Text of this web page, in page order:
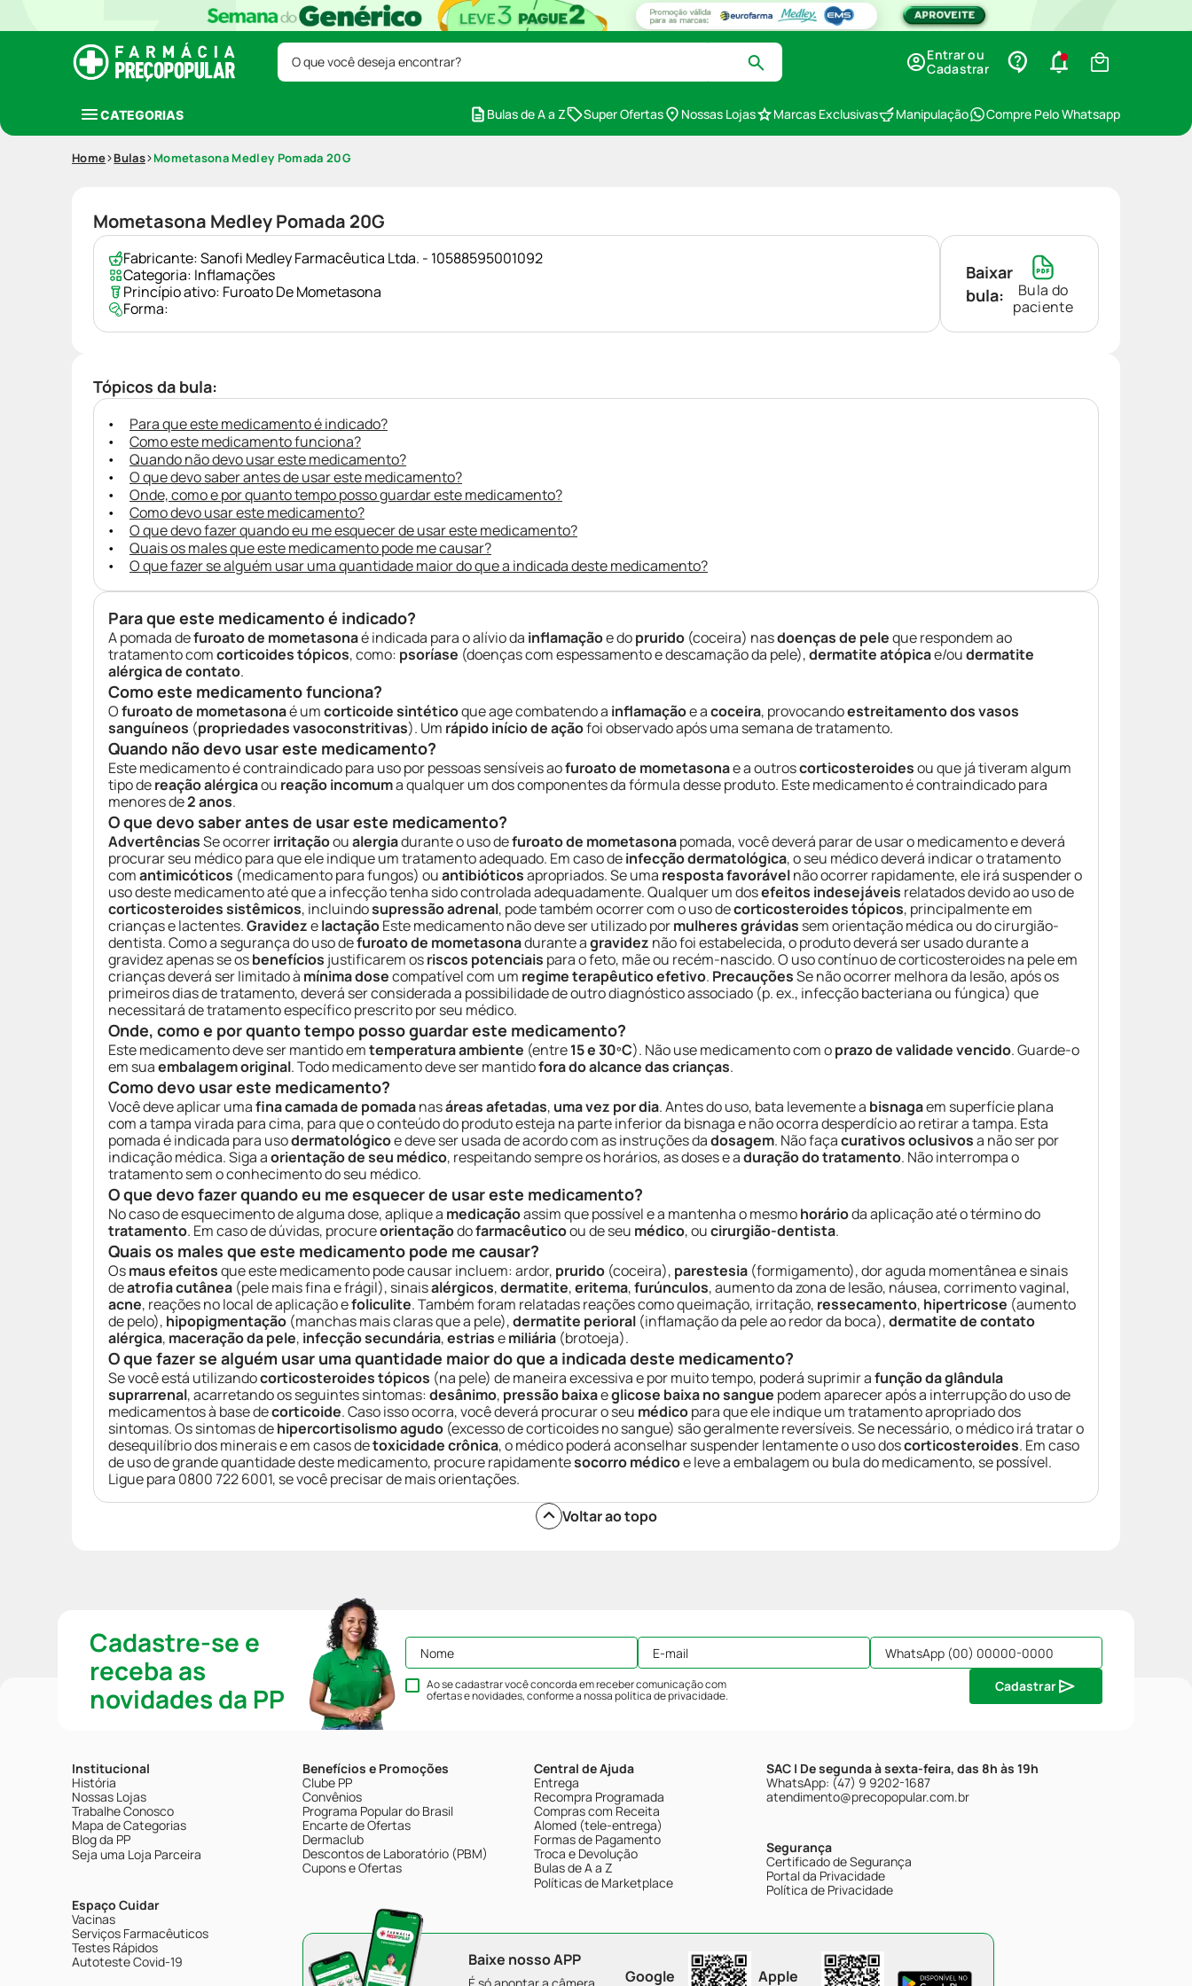
O que você deseja encontrar?
Entrar ou
Cadastrar
CATEGORIAS Bulas de A a Z Super Ofertas Nossas Lojas Marcas Exclusivas Manipulação Compre Pelo Whatsapp
Home Bulas Mometasona Medley Pomada 20G
Mometasona Medley Pomada 20G
Fabricante:Sanofi Medley Farmacêutica Ltda. - 10588595001092
Categoria: Inflamações
Princípio ativo: Furoato De Mometasona
Forma:
Baixar
bula:
Bula do
paciente
Tópicos da bula:
Para que este medicamento é indicado?
Como este medicamento funciona?
Quando não devo usar este medicamento?
O que devo saber antes de usar este medicamento?
Onde, como e por quanto tempo posso guardar este medicamento?
Como devo usar este medicamento?
O que devo fazer quando eu me esquecer de usar este medicamento?
Quais os males que este medicamento pode me causar?
O que fazer se alguém usar uma quantidade maior do que a indicada deste medicamento?
Para que este medicamento é indicado?
A pomada defuroato de mometasonaé indicada para o alívio da inflamaçãoe doprurido (coceira) nasdoenças de peleque respondem ao
tratamento comcorticoides tópicos, como: psoríase (doenças com espessamento e descamação da pele),dermatite atópicae/oudermatite
alérgica de contato.
Como este medicamento funciona?
Ofuroato de mometasonaé umcorticoide sintéticoque age combatendo a inflamaçãoe acoceira, provocandoestreitamento dos vasos
sanguíneos (propriedades vasoconstritivas). Um rápido início de açãofoi observado após uma semana de tratamento.
Quando não devo usar este medicamento?
Este medicamento é contraindicado para uso por pessoas sensíveis aofuroato de mometasonae a outroscorticosteroidesou que já tiveram algum
tipo dereação alérgicaou reação incomuma qualquer um dos componentes da fórmula desse produto. Este medicamento é contraindicado para
menores de2 anos.
O que devo saber antes de usar este medicamento?
AdvertênciasSe ocorrerirritaçãooualergiadurante o uso defuroato de mometasonapomada, você deverá parar de usar o medicamento e deverá
procurar seu médico para que ele indique um tratamento adequado. Em caso deinfecção dermatológica, o seu médico deverá indicar o tratamento
comantimicóticos (medicamento para fungos) ouantibióticosapropriados. Se uma resposta favorávelnão ocorrer rapidamente, ele irá suspender o
uso deste medicamento até que a infecção tenha sido controlada adequadamente. Qualquer um dosefeitos indesejáveis relatados devido ao uso de
corticosteroides sistêmicos, incluindosupressão adrenal, pode também ocorrer com o uso decorticosteroides tópicos, principalmente em
crianças e lactentes.GravidezelactaçãoEste medicamento não deve ser utilizado pormulheres grávidas sem orientação médica ou do cirurgião-
dentista. Como a segurança do uso defuroato de mometasonadurante agravidez não foi estabelecida, o produto deverá ser usado durante a
gravidez apenas se osbenefícios justificarem osriscos potenciais para o feto, mãe ou recém-nascido. O uso contínuo de corticosteroides na pele em
crianças deverá ser limitado à mínima dosecompatível com um regime terapêutico efetivo. PrecauçõesSe não ocorrer melhora da lesão, após os
primeiros dias de tratamento, deverá ser considerada a possibilidade de outro diagnóstico associado (p. ex., infecção bacteriana ou fúngica) que
necessitará de tratamento específico prescrito por seu médico.
Onde, como e por quanto tempo posso guardar este medicamento?
Este medicamento deve ser mantido emtemperatura ambiente (entre15 e 30ºC). Não use medicamento com oprazo de validade vencido. Guarde-o
em suaembalagem original. Todo medicamento deve ser mantidofora do alcance das crianças.
Como devo usar este medicamento?
Você deve aplicar umafina camada de pomadanasáreas afetadas, uma vez por dia. Antes do uso, bata levemente a bisnagaem superfície plana
com a tampa virada para cima, para que o conteúdo do produto esteja na parte inferior da bisnaga e não ocorra desperdício ao retirar a tampa. Esta
pomada é indicada para usodermatológicoe deve ser usada de acordo com as instruções dadosagem. Não façacurativos oclusivosa não ser por
indicação médica. Siga aorientação de seu médico, respeitando sempre os horários, as doses e aduração do tratamento. Não interrompa o
tratamento sem o conhecimento do seu médico.
O que devo fazer quando eu me esquecer de usar este medicamento?
No caso de esquecimento de alguma dose, aplique a medicaçãoassim que possível e a mantenha o mesmohorárioda aplicação até o término do
tratamento. Em caso de dúvidas, procureorientaçãodofarmacêuticoou de seu médico, oucirurgião-dentista.
Quais os males que este medicamento pode me causar?
Osmaus efeitosque este medicamento pode causar incluem: ardor, prurido (coceira), parestesia (formigamento), dor aguda momentânea e sinais
deatrofia cutânea (pele mais fina e frágil), sinaisalérgicos,dermatite,eritema,furúnculos, aumento da zona de lesão, náusea, corrimento vaginal,
acne, reações no local de aplicação efoliculite. Também foram relatadas reações como queimação, irritação, ressecamento, hipertricose (aumento
de pelo), hipopigmentação (manchas mais claras que a pele),dermatite perioral (inflamação da pele ao redor da boca),dermatite de contato
alérgica, maceração da pele, infecção secundária,estriasemiliária (brotoeja).
O que fazer se alguém usar uma quantidade maior do que a indicada deste medicamento?
Se você está utilizandocorticosteroides tópicos (na pele) de maneira excessiva e por muito tempo, poderá suprimir afunção da glândula
suprarrenal, acarretando os seguintes sintomas:desânimo, pressão baixaeglicose baixa no sangue podem aparecer após a interrupção do uso de
medicamentos à base decorticoide. Caso isso ocorra, você deverá procurar o seu médicopara que ele indique um tratamento apropriado dos
sintomas. Os sintomas dehipercortisolismo agudo (excesso de corticoides no sangue) são geralmente reversíveis. Se necessário, o médico irá tratar o
desequilíbrio dos minerais e em casos detoxicidade crônica, o médico poderá aconselhar suspender lentamente o uso doscorticosteroides. Em caso
de uso de grande quantidade deste medicamento, procure rapidamentesocorro médicoe leve a embalagem ou bula do medicamento, se possível.
Ligue para 0800 722 6001, se você precisar de mais orientações.
Voltar ao topo
Cadastre-se e
receba as
novidades da PP
Ao se cadastrar você concorda em receber comunicação com
ofertas e novidades, conforme a nossapolítica de privacidade.
Cadastrar
Institucional
História
Nossas Lojas
Trabalhe Conosco
Mapa de Categorias
Blog da PP
Seja uma Loja Parceira
Espaço Cuidar
Vacinas
Serviços Farmacêuticos
Testes Rápidos
Autoteste Covid-19
Benefícios e Promoções
Clube PP
Convênios
Programa Popular do Brasil
Encarte de Ofertas
Dermaclub
Descontos de Laboratório (PBM)
Cupons e Ofertas
Central de Ajuda
Entrega
Recompra Programada
Compras com Receita
Alomed (tele-entrega)
Formas de Pagamento
Troca e Devolução
Bulas de A a Z
Políticas de Marketplace
SAC | De segunda à sexta-feira, das 8h às 19h
WhatsApp: (47) 9 9202-1687
atendimento@precopopular.com.br
Segurança
Certificado de Segurança
Portal da Privacidade
Política de Privacidade
Baixe nosso APP
Google
Apple